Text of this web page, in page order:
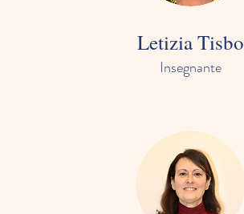
Letizia Tisbo
Insegnante